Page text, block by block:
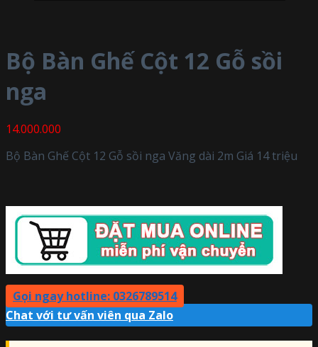
Bộ Bàn Ghế Cột 12 Gỗ sồi
nga
14.000.000
Bộ Bàn Ghế Cột 12 Gỗ sồi nga Văng dài 2m Giá 14 triệu
Gọi ngay hotline: 0326789514
Chat với tư vấn viên qua Zalo